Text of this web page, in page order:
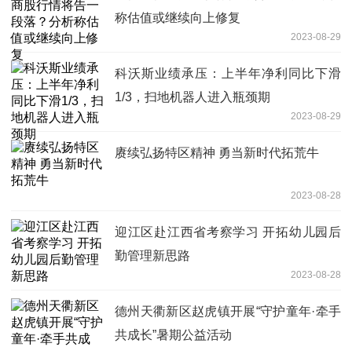
称估值或继续向上修复
2023-08-29
科沃斯业绩承压：上半年净利同比下滑
1/3，扫地机器人进入瓶颈期
2023-08-29
赓续弘扬特区精神 勇当新时代拓荒牛
2023-08-28
迎江区赴江西省考察学习 开拓幼儿园后
勤管理新思路
2023-08-28
德州天衢新区赵虎镇开展“守护童年·牵手
共成长”暑期公益活动